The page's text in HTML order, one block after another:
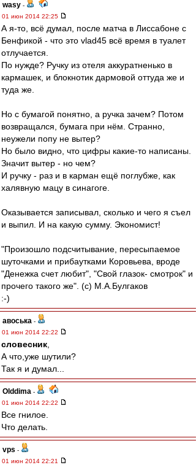
wasy -
01 июн 2014 22:25
А я-то, всё думал, после матча в Лиссабоне с
Бенфикой - что это vlad45 всё время в туалет
отлучается.
По нужде? Ручку из отеля аккуратненько в
кармашек, и блокнотик дармовой оттуда же и
туда же.
Но с бумагой понятно, а ручка зачем? Потом
возвращался, бумага при нём. Странно,
неужели попу не вытер?
Но было видно, что цифры какие-то написаны.
Значит вытер - но чем?
И ручку - раз и в карман ещё поглубже, как
халявную мацу в синагоге.
Оказывается записывал, сколько и чего я съел
и выпил. И на какую сумму. Экономист!
"Произошло подсчитывание, пересыпаемое
шуточками и прибаутками Коровьева, вроде
"Денежка счет любит", "Свой глазок- смотрок" и
прочего такого же". (с) М.А.Булгаков
:-)
авоська -
01 июн 2014 22:22
словесник
А что,уже шутили?
Так я и думал...
Olddima -
01 июн 2014 22:22
Все гнилое.
Что делать.
vps -
01 июн 2014 22:21